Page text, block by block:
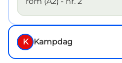
K Kampdag